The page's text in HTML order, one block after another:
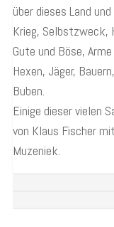
über dieses Land
Krieg, Selbstzweck,
Gute und Böse,
Hexen, Jäger,
Buben.
Einige dieser vielen
von Klaus Fischer
Muzeniek.